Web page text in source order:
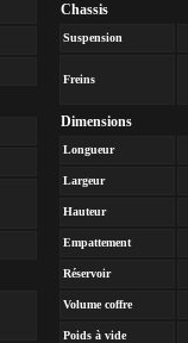
Chassis
Suspension
Freins
Dimensions
Longueur
Largeur
Hauteur
Empattement
Réservoir
Volume coffre
Poids à vide